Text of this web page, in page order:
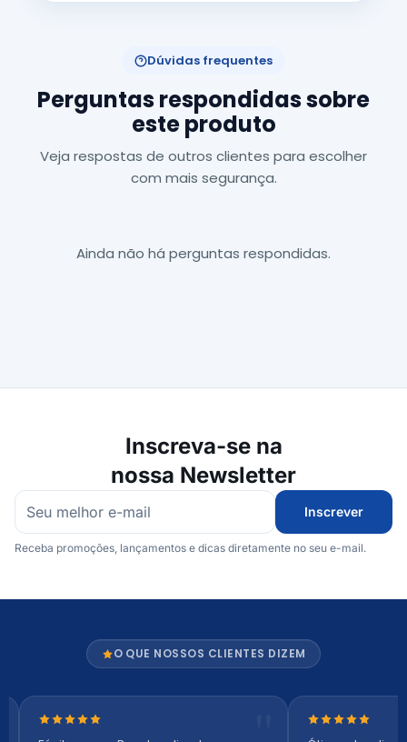
Dúvidas frequentes
Perguntas respondidas sobre
este produto
Veja respostas de outros clientes para escolher
com mais segurança.
Ainda não há perguntas respondidas.
Inscreva-se na
nossa Newsletter
Inscrever
Receba promoções, lançamentos e dicas diretamente no seu e-mail.
O QUE NOSSOS CLIENTES DIZEM
Nota 5 de 5 estrelas Nota 5 de 5